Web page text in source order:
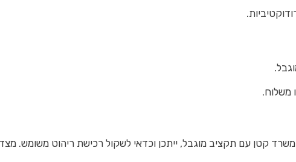
משלוח.
קטן עם תקציב מוגבל, ייתכן וכדאי לשקול רכישת ריהוט משומש. מצד